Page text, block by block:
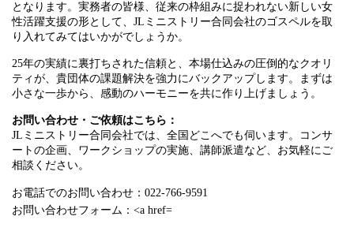
となります。実務者の皆様、従来の枠組みに捉われない新しい女
性活躍支援の形として、JLミニストリー合同会社のゴスペルを取
り入れてみてはいかがでしょうか。
25年の実績に裏打ちされた信頼と、本場仕込みの圧倒的なクオリ
ティが、貴団体の課題解決を強力にバックアップします。まずは
小さな一歩から、感動のハーモニーを共に作り上げましょう。
お問い合わせ・ご依頼はこちら：
JLミニストリー合同会社では、全国どこへでも伺います。コンサ
ートの企画、ワークショップの実施、講師派遣など、お気軽にご
相談ください。
お電話でのお問い合わせ：022-766-9591
お問い合わせフォーム：<a href=